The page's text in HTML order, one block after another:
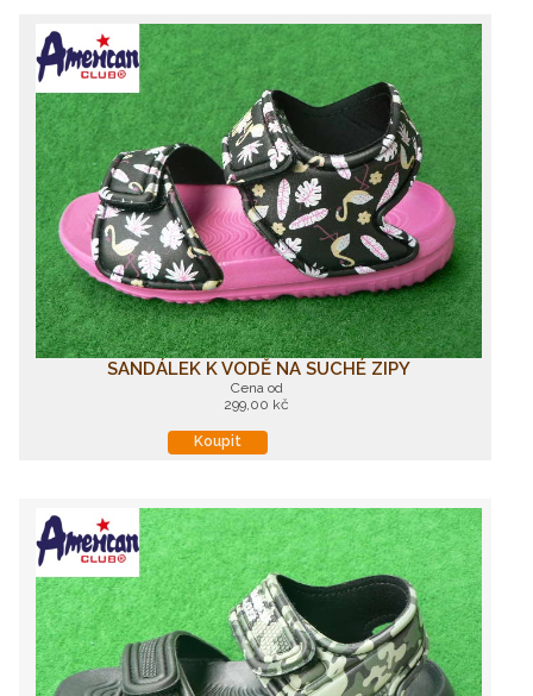
SANDÁLEK K VODĚ NA SUCHÉ ZIPY
Cena od
299,00 kč
Koupit